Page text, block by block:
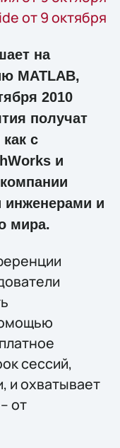
от 9 октября
на
MATLAB,
2010
получат
с
и
инженерами и
мира.
сессий,
и охватывает
от